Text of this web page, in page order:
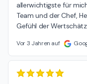
allerwichtigste für
Team und der Chef,
Gefühl der
Vor 3 Jahren auf